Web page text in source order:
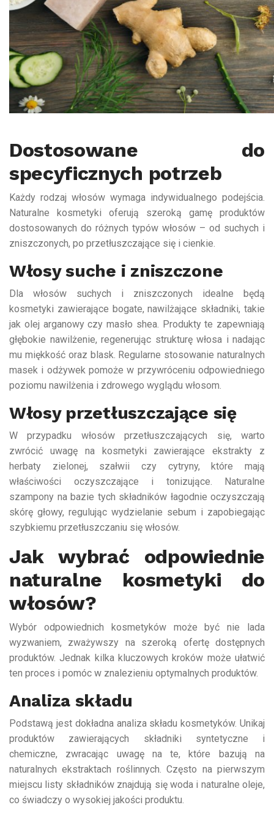
Dostosowane do
specyficznych potrzeb
Każdy rodzaj włosów wymaga indywidualnego podejścia.
Naturalne kosmetyki oferują szeroką gamę produktów
dostosowanych do różnych typów włosów – od suchych i
zniszczonych, po przetłuszczające się i cienkie.
Włosy suche i zniszczone
Dla włosów suchych i zniszczonych idealne będą
kosmetyki zawierające bogate, nawilżające składniki, takie
jak olej arganowy czy masło shea. Produkty te zapewniają
głębokie nawilżenie, regenerując strukturę włosa i nadając
mu miękkość oraz blask. Regularne stosowanie naturalnych
masek i odżywek pomoże w przywróceniu odpowiedniego
poziomu nawilżenia i zdrowego wyglądu włosom.
Włosy przetłuszczające się
W przypadku włosów przetłuszczających się, warto
zwrócić uwagę na kosmetyki zawierające ekstrakty z
herbaty zielonej, szałwii czy cytryny, które mają
właściwości oczyszczające i tonizujące. Naturalne
szampony na bazie tych składników łagodnie oczyszczają
skórę głowy, regulując wydzielanie sebum i zapobiegając
szybkiemu przetłuszczaniu się włosów.
Jak wybrać odpowiednie
naturalne kosmetyki do
włosów?
Wybór odpowiednich kosmetyków może być nie lada
wyzwaniem, zważywszy na szeroką ofertę dostępnych
produktów. Jednak kilka kluczowych kroków może ułatwić
ten proces i pomóc w znalezieniu optymalnych produktów.
Analiza składu
Podstawą jest dokładna analiza składu kosmetyków. Unikaj
produktów zawierających składniki syntetyczne i
chemiczne, zwracając uwagę na te, które bazują na
naturalnych ekstraktach roślinnych. Często na pierwszym
miejscu listy składników znajdują się woda i naturalne oleje,
co świadczy o wysokiej jakości produktu.